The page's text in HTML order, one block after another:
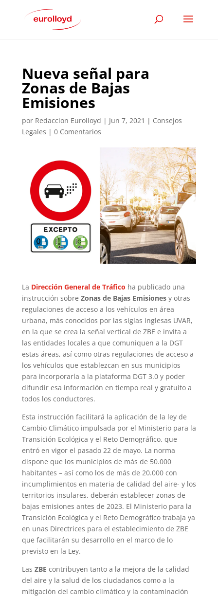
Nueva señal para
Zonas de Bajas
Emisiones
por Redaccion Eurolloyd | Jun 7, 2021 | Consejos
Legales | 0 Comentarios
La Dirección General de Tráfico ha publicado una
instrucción sobre Zonas de Bajas Emisionesy otras
regulaciones de acceso a los vehículos en área
urbana, más conocidos por las siglas inglesas UVAR,
en la que se crea la señal vertical de ZBE e invita a
las entidades locales a que comuniquen a la DGT
estas áreas, así como otras regulaciones de acceso a
los vehículos que establezcan en sus municipios
para incorporarla a la plataforma DGT 3.0 y poder
difundir esa información en tiempo real y gratuito a
todos los conductores.
Esta instrucción facilitará la aplicación de la ley de
Cambio Climático impulsada por el Ministerio para la
Transición Ecológica y el Reto Demográfico, que
entró en vigor el pasado 22 de mayo. La norma
dispone que los municipios de más de 50.000
habitantes – así como los de más de 20.000 con
incumplimientos en materia de calidad del aire- y los
territorios insulares, deberán establecer zonas de
bajas emisiones antes de 2023. El Ministerio para la
Transición Ecológica y el Reto Demográfico trabaja ya
en unas Directrices para el establecimiento de ZBE
que facilitarán su desarrollo en el marco de lo
previsto en la Ley.
Las ZBE contribuyen tanto a la mejora de la calidad
del aire y la salud de los ciudadanos como a la
mitigación del cambio climático y la contaminación